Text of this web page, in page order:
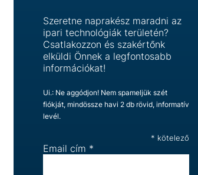
Szeretne naprakész maradni az
ipari technológiák területén?
Csatlakozzon és szakértőnk
elküldi Önnek a legfontosabb
információkat!
Ui.: Ne aggódjon! Nem spameljük szét
fiókját, mindössze havi 2 db rövid, informatív
levél.
* kötelező
Email cím *